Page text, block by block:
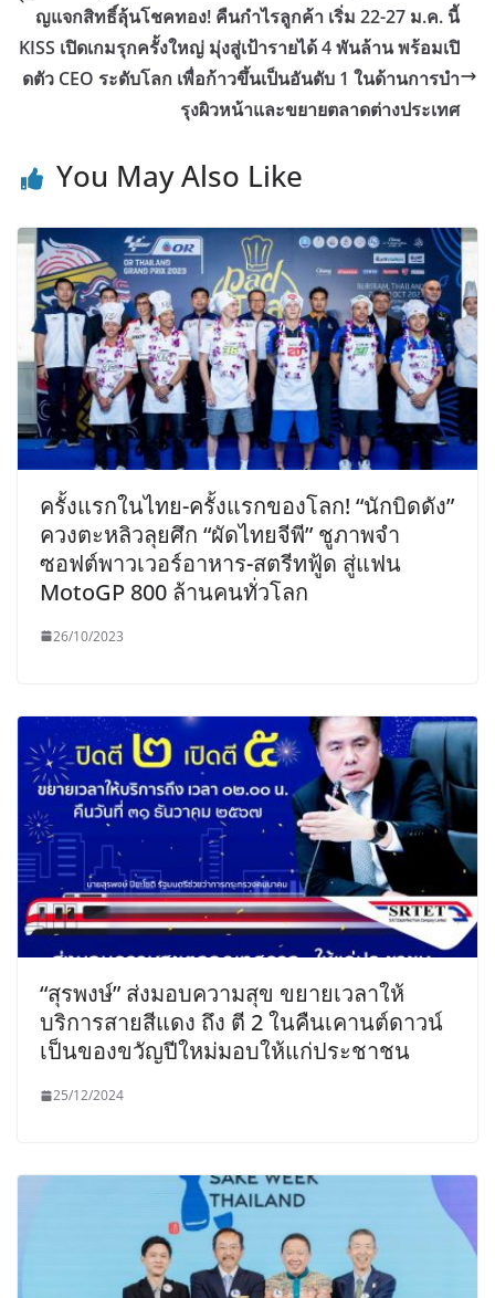
ญแจกสิทธิ์ลุ้นโชคทอง! คืนกำไรลูกค้า เริ่ม 22-27 ม.ค. นี้
KISS เปิดเกมรุกครั้งใหญ่ มุ่งสู่เป้ารายได้ 4 พันล้าน พร้อมเปิ
ดตัว CEO ระดับโลก เพื่อก้าวขึ้นเป็นอันดับ 1 ในด้านการบำ
รุงผิวหน้าและขยายตลาดต่างประเทศ
You May Also Like
ครั้งแรกในไทย-ครั้งแรกของโลก! “นักบิดดัง”
ควงตะหลิวลุยศึก “ผัดไทยจีพี” ชูภาพจำ
ซอฟต์พาวเวอร์อาหาร-สตรีทฟู้ด สู่แฟน
MotoGP 800 ล้านคนทั่วโลก
26/10/2023
“สุรพงษ์” ส่งมอบความสุข ขยายเวลาให้
บริการสายสีแดง ถึง ตี 2 ในคืนเคานต์ดาวน์
เป็นของขวัญปีใหม่มอบให้แก่ประชาชน
25/12/2024